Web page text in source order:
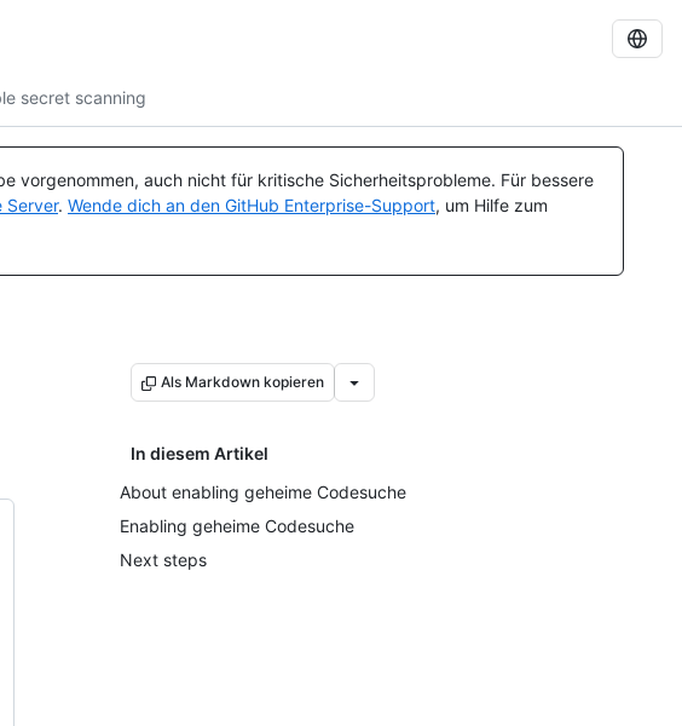
secret scanning
vorgenommen, auch nicht für kritische Sicherheitsprobleme. Für bessere
Server. Wende dich an den GitHub Enterprise-Support, um Hilfe zum
Als Markdown kopieren
In diesem Artikel
About enabling geheime Codesuche
Enabling geheime Codesuche
Next steps